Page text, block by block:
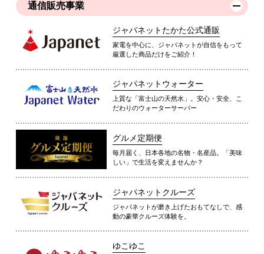
通信販売事業
ジャパネットたかた公式通販
家電を中心に、ジャパネットが自信をもって
厳選した商品だけをご紹介！
ジャパネットウォーター
上質な「富士山の天然水」。安心・安全、こ
だわりのウォーターサーバー
グルメ定期便
毎月届く、日本各地の名物・名産品。「美味
しい」で生活を変えませんか？
ジャパネットクルーズ
ジャパネットが磨き上げたおもてなしで、感
動の豪華クルーズ体験を。
ゆこゆこ